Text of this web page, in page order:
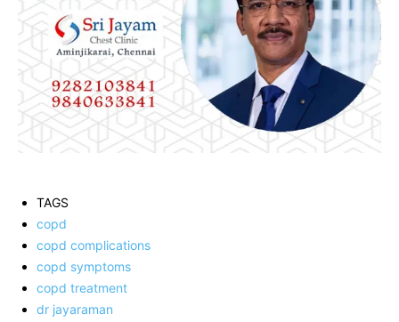
TAGS
copd
copd complications
copd symptoms
copd treatment
dr jayaraman